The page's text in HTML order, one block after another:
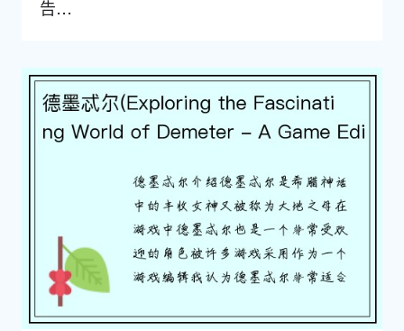
告...